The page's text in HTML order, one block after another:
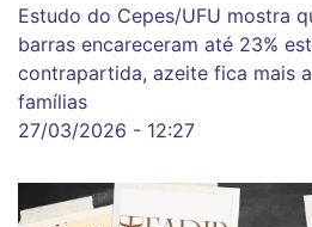
Estudo do Cepes/UFU mostra
barras encareceram até 23%
contrapartida, azeite fica mais
famílias
27/03/2026 - 12:27